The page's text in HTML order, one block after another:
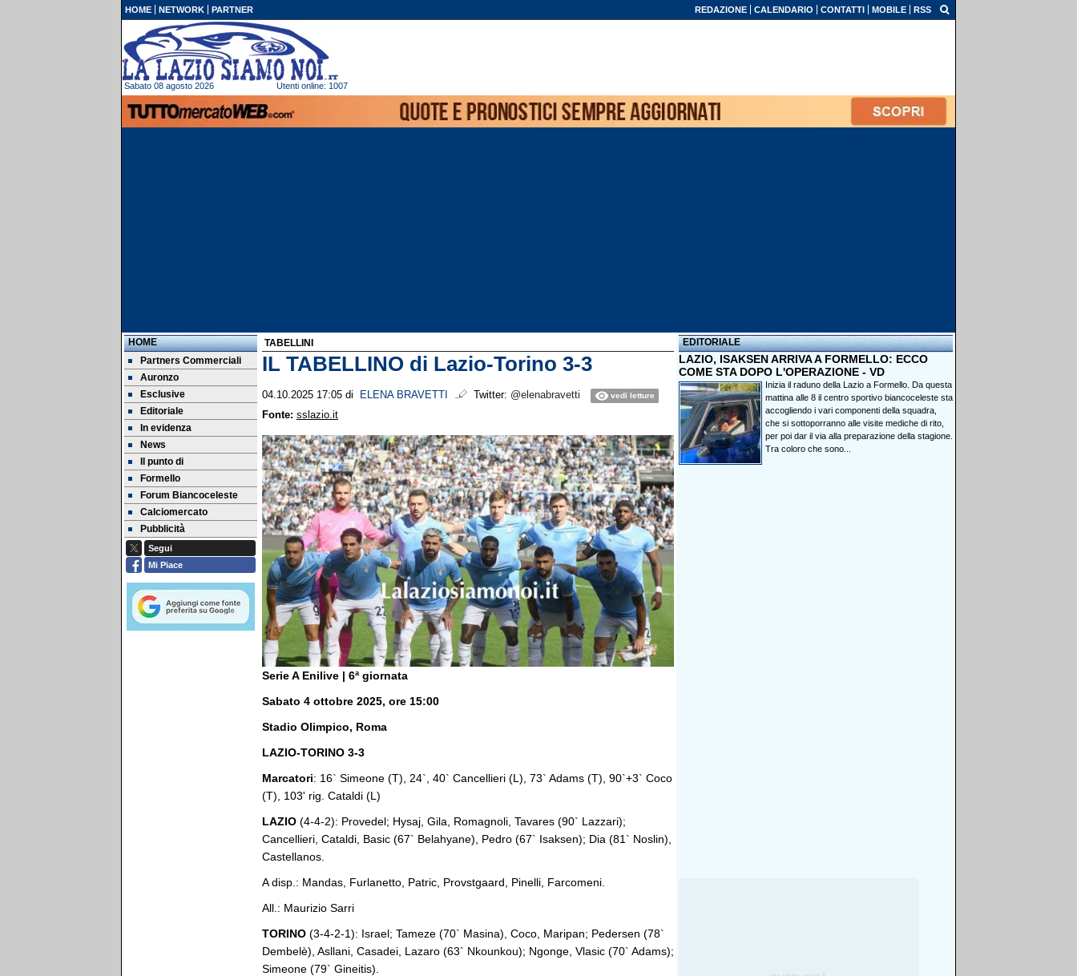
HOME NETWORK PARTNER REDAZIONE CALENDARIO CONTATTI MOBILE RSS
Sabato 08 agosto 2026 Utenti online: 1007
HOME
Partners Commerciali
Auronzo
Esclusive
Editoriale
In evidenza
News
Il punto di
Formello
Forum Biancoceleste
Calciomercato
Pubblicità
Segui
Mi Piace
TABELLINI
IL TABELLINO di Lazio-Torino 3-3
04.10.2025 17:05 di ELENA BRAVETTI Twitter: @elenabravetti vedi letture
Fonte: sslazio.it
Serie A Enilive | 6ª giornata
Sabato 4 ottobre 2025, ore 15:00
Stadio Olimpico, Roma
LAZIO-TORINO 3-3
Marcatori: 16` Simeone (T), 24`, 40` Cancellieri (L), 73` Adams (T), 90`+3` Coco
(T), 103' rig. Cataldi (L)
LAZIO (4-4-2): Provedel; Hysaj, Gila, Romagnoli, Tavares (90` Lazzari);
Cancellieri, Cataldi, Basic (67` Belahyane), Pedro (67` Isaksen); Dia (81` Noslin),
Castellanos.
A disp.: Mandas, Furlanetto, Patric, Provstgaard, Pinelli, Farcomeni.
All.: Maurizio Sarri
TORINO (3-4-2-1): Israel; Tameze (70` Masina), Coco, Maripan; Pedersen (78`
Dembelè), Asllani, Casadei, Lazaro (63` Nkounkou); Ngonge, Vlasic (70` Adams);
Simeone (79` Gineitis).
EDITORIALE
LAZIO, ISAKSEN ARRIVA A FORMELLO: ECCO
COME STA DOPO L'OPERAZIONE - VD
Inizia il raduno della Lazio a Formello. Da questa
mattina alle 8 il centro sportivo biancoceleste sta
accogliendo i vari componenti della squadra,
che si sottoporranno alle visite mediche di rito,
per poi dar il via alla preparazione della stagione.
Tra coloro che sono...